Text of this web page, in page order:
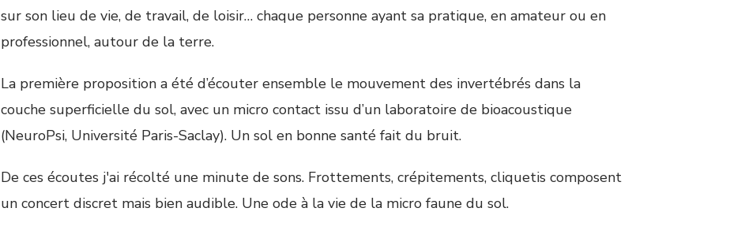
sur son lieu de vie, de travail, de loisir… chaque personne ayant sa pratique, en amateur ou en
professionnel, autour de la terre.
La première proposition a été d’écouter ensemble le mouvement des invertébrés dans la
couche superficielle du sol, avec un micro contact issu d’un laboratoire de bioacoustique
(NeuroPsi, Université Paris-Saclay). Un sol en bonne santé fait du bruit.
De ces écoutes j'ai récolté une minute de sons. Frottements, crépitements, cliquetis composent
un concert discret mais bien audible. Une ode à la vie de la micro faune du sol.